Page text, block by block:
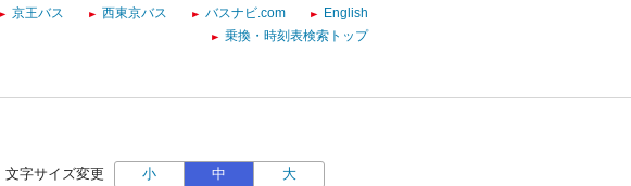
京王バス 西東京バス バスナビ.com
English
乗換・時刻表検索トップ
文字サイズ変更 小 中 大